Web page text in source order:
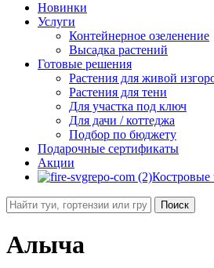
Новинки
Услуги
Контейнерное озеленение
Высадка растений
Готовые решения
Растения для живой
Растения для тени
Для участка под ключ
Для дачи / коттеджа
Подбор по бюджету
Подарочные сертификаты
Акции
Костровые
Поиск
Алыча